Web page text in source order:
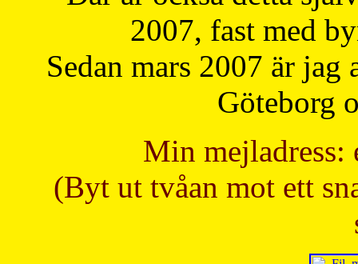
2007, fast med
Sedan mars 2007 är
Göteborg
Min mejladress:
(Byt ut tvåan mot ett